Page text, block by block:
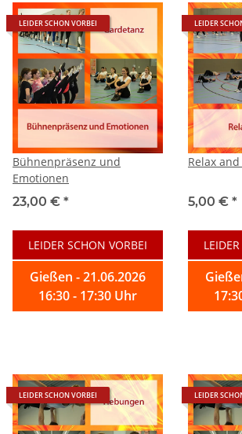
LEIDER SCHON VORBEI
Bühnenpräsenz und
Emotionen
23,00 € *
LEIDER SCHON VORBEI
Gießen - 21.06.2026
16:30 - 17:30 Uhr
LEIDER
Relax
5,00 € *
LEIDER SCHON VORBEI LEIDER